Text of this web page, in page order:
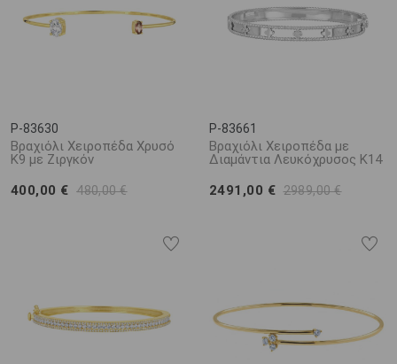
P-83630
Βραχιόλι Χειροπέδα Χρυσό
K9 με Ζιργκόν
400,00 € 480,00 €
P-83661
Βραχιόλι Χειροπέδα με
Διαμάντια Λευκόχρυσος Κ14
2491,00 € 2989,00 €